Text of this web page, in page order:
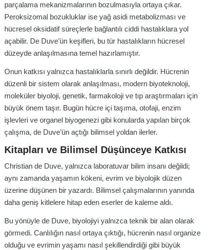
parçalama mekanizmalarının bozulmasıyla ortaya çıkar.
Peroksizomal bozukluklar ise yağ asidi metabolizması ve
hücresel oksidatif süreçlerle bağlantılı ciddi hastalıklara yol
açabilir. De Duve’ün keşifleri, bu tür hastalıkların hücresel
düzeyde anlaşılmasına temel hazırlamıştır.
Onun katkısı yalnızca hastalıklarla sınırlı değildir. Hücrenin
düzenli bir sistem olarak anlaşılması, modern biyoteknoloji,
moleküler biyoloji, genetik, farmakoloji ve tıp araştırmaları için
büyük önem taşır. Bugün hücre içi taşıma, otofaji, enzim
işlevleri ve organel biyogenezi gibi konularda yapılan birçok
çalışma, de Duve’ün açtığı bilimsel yoldan ilerler.
Kitapları ve Bilimsel Düşünceye Katkısı
Christian de Duve, yalnızca laboratuvar bilim insanı değildi;
aynı zamanda yaşamın kökeni, evrim ve biyolojik düzen
üzerine düşünen bir yazardı. Bilimsel çalışmalarının yanında
daha geniş kitlelere hitap eden eserler de kaleme aldı.
Bu yönüyle de Duve, biyolojiyi yalnızca teknik bir alan olarak
görmedi. Canlılığın nasıl ortaya çıktığı, hücrenin nasıl organize
olduğu ve evrimin yaşamı nasıl şekillendirdiği gibi büyük